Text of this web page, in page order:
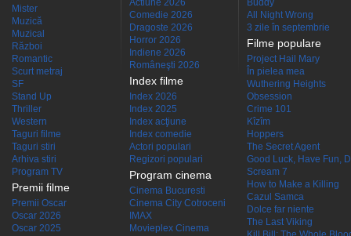
Mister
Muzică
Muzical
Război
Romantic
Scurt metraj
SF
Stand Up
Thriller
Western
Taguri filme
Taguri stiri
Arhiva stiri
Program TV
Premii filme
Premii Oscar
Oscar 2026
Oscar 2025
Actiune 2026
Comedie 2026
Dragoste 2026
Horror 2026
Indiene 2026
Româneşti 2026
Index filme
Index 2026
Index 2025
Index acţiune
Index comedie
Actori populari
Regizori populari
Program cinema
Cinema Bucuresti
Cinema City Cotroceni
IMAX
Movieplex Cinema
Buddy
All Night Wrong
3 zile în septembrie
Filme populare
Project Hail Mary
În pielea mea
Wuthering Heights
Obsession
Crime 101
Kîzîm
Hoppers
The Secret Agent
Good Luck, Have Fun,
Scream 7
How to Make a Killing
Cazul Samca
Dolce far niente
The Last Viking